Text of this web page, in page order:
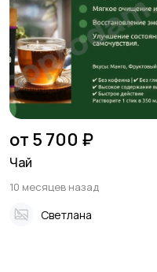
от 5 700 ₽
Чай
10 месяцев назад
Светлана